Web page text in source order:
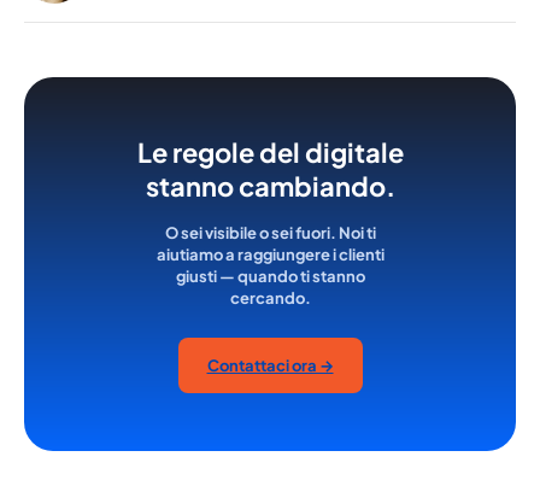
Le regole del digitale
stanno cambiando.
O sei visibile o sei fuori. Noi ti
aiutiamo a raggiungere i clienti
giusti — quando ti stanno
cercando.
Contattaci ora →